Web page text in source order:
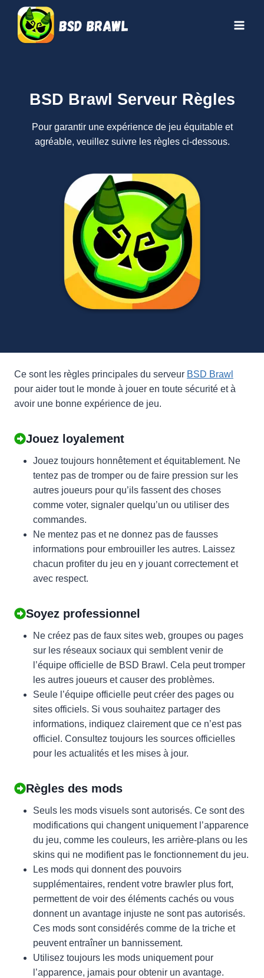
contenu
BSD Brawl Serveur Règles
Pour garantir une expérience de jeu équitable et
agréable, veuillez suivre les règles ci-dessous.
Ce sont les règles principales du serveur BSD Brawl
pour aider tout le monde à jouer en toute sécurité et à
avoir une bonne expérience de jeu.
Jouez loyalement
Jouez toujours honnêtement et équitablement. Ne
tentez pas de tromper ou de faire pression sur les
autres joueurs pour qu’ils fassent des choses
comme voter, signaler quelqu’un ou utiliser des
commandes.
Ne mentez pas et ne donnez pas de fausses
informations pour embrouiller les autres. Laissez
chacun profiter du jeu en y jouant correctement et
avec respect.
Soyez professionnel
Ne créez pas de faux sites web, groupes ou pages
sur les réseaux sociaux qui semblent venir de
l’équipe officielle de BSD Brawl. Cela peut tromper
les autres joueurs et causer des problèmes.
Seule l’équipe officielle peut créer des pages ou
sites officiels. Si vous souhaitez partager des
informations, indiquez clairement que ce n’est pas
officiel. Consultez toujours les sources officielles
pour les actualités et les mises à jour.
Règles des mods
Seuls les mods visuels sont autorisés. Ce sont des
modifications qui changent uniquement l’apparence
du jeu, comme les couleurs, les arrière-plans ou les
skins qui ne modifient pas le fonctionnement du jeu.
Les mods qui donnent des pouvoirs
supplémentaires, rendent votre brawler plus fort,
permettent de voir des éléments cachés ou vous
donnent un avantage injuste ne sont pas autorisés.
Ces mods sont considérés comme de la triche et
peuvent entraîner un bannissement.
Utilisez toujours les mods uniquement pour
l’apparence, jamais pour obtenir un avantage.